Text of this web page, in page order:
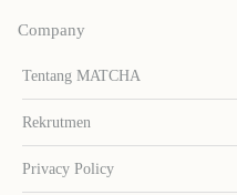
Company
Tentang MATCHA
Rekrutmen
Privacy Policy